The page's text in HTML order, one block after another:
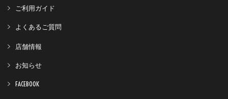
ご利用ガイド
よくあるご質問
店舗情報
お知らせ
FACEBOOK